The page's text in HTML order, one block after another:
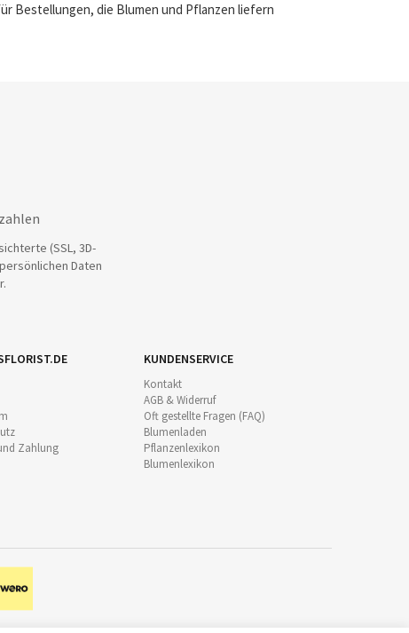
Bestellungen, die Blumen und Pflanzen liefern
(SSL, 3D-
Daten
Zahlung
KUNDENSERVICE
Kontakt
AGB & Widerruf
Oft gestellte Fragen (FAQ)
Blumenladen
Pflanzenlexikon
Blumenlexikon